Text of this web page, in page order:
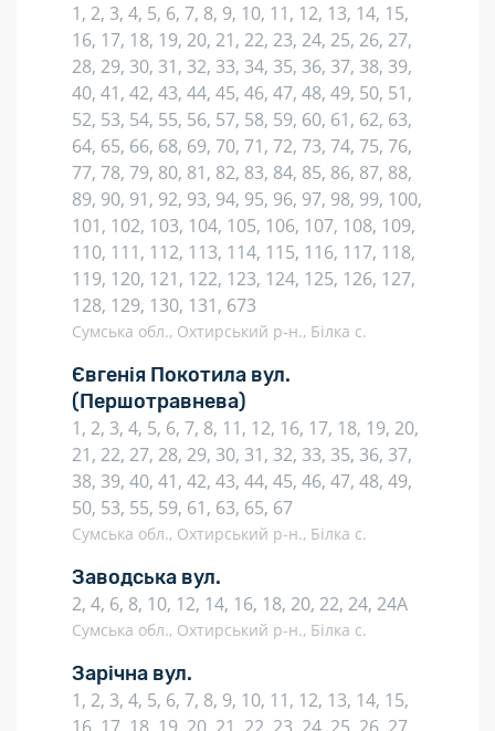
1, 2, 3, 4, 5, 6, 7, 8, 9, 10, 11, 12, 13, 14, 15,
16, 17, 18, 19, 20, 21, 22, 23, 24, 25, 26, 27,
28, 29, 30, 31, 32, 33, 34, 35, 36, 37, 38, 39,
40, 41, 42, 43, 44, 45, 46, 47, 48, 49, 50, 51,
52, 53, 54, 55, 56, 57, 58, 59, 60, 61, 62, 63,
64, 65, 66, 68, 69, 70, 71, 72, 73, 74, 75, 76,
77, 78, 79, 80, 81, 82, 83, 84, 85, 86, 87, 88,
89, 90, 91, 92, 93, 94, 95, 96, 97, 98, 99, 100,
101, 102, 103, 104, 105, 106, 107, 108, 109,
110, 111, 112, 113, 114, 115, 116, 117, 118,
119, 120, 121, 122, 123, 124, 125, 126, 127,
128, 129, 130, 131, 673
Сумська обл., Охтирський р-н., Білка с.
Євгенія Покотила вул.
(Першотравнева)
1, 2, 3, 4, 5, 6, 7, 8, 11, 12, 16, 17, 18, 19, 20,
21, 22, 27, 28, 29, 30, 31, 32, 33, 35, 36, 37,
38, 39, 40, 41, 42, 43, 44, 45, 46, 47, 48, 49,
50, 53, 55, 59, 61, 63, 65, 67
Сумська обл., Охтирський р-н., Білка с.
Заводська вул.
2, 4, 6, 8, 10, 12, 14, 16, 18, 20, 22, 24, 24А
Сумська обл., Охтирський р-н., Білка с.
Зарічна вул.
1, 2, 3, 4, 5, 6, 7, 8, 9, 10, 11, 12, 13, 14, 15,